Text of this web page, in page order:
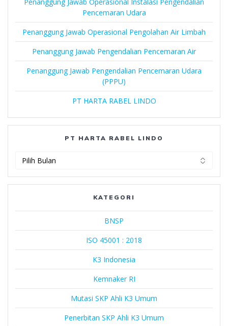
Pencemaran Udara
Penanggung Jawab Operasional Pengolahan Air Limbah
Penanggung Jawab Pengendalian Pencemaran Air
Penanggung Jawab Pengendalian Pencemaran Udara
(PPPU)
PT HARTA RABEL LINDO
PT HARTA RABEL LINDO
Rabel
KATEGORI
BNSP
ISO 45001 : 2018
K3 Indonesia
Kemnaker RI
Mutasi SKP Ahli K3 Umum
Penerbitan SKP Ahli K3 Umum